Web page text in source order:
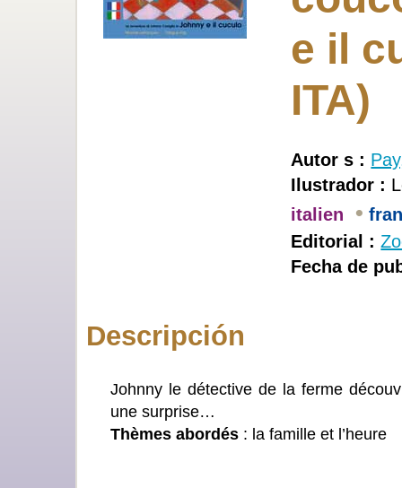
e il
ITA)
Autor s :
Ilustrador :
italien
•
Editorial :
Fecha de
Descripción
Johnny le détective de la ferme
une surprise…
Thèmes abordés : la famille et l’heure